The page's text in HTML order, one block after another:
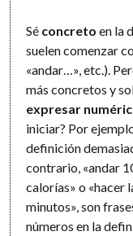
Sé concreto en la
suelen comenzar
«andar…», etc.).
más concretos y
expresar
iniciar? Por
definición
contrario, «andar
calorías» o «hacer
minutos», son
números en la